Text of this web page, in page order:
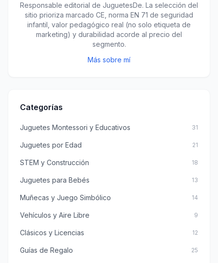
Responsable editorial de JuguetesDe. La selección del
sitio prioriza marcado CE, norma EN 71 de seguridad
infantil, valor pedagógico real (no solo etiqueta de
marketing) y durabilidad acorde al precio del
segmento.
Más sobre mí
Categorías
Juguetes Montessori y Educativos 31
Juguetes por Edad 21
STEM y Construcción 18
Juguetes para Bebés 13
Muñecas y Juego Simbólico 14
Vehículos y Aire Libre 9
Clásicos y Licencias 12
Guías de Regalo 25